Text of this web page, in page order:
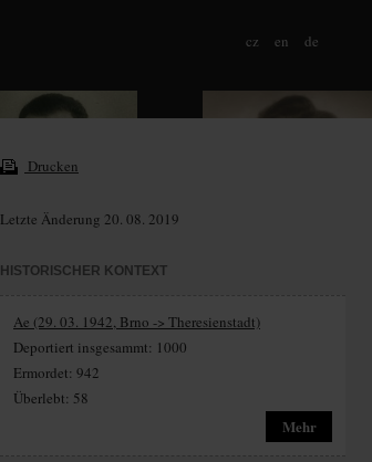
cz en de
Drucken
Letzte Änderung 20. 08. 2019
HISTORISCHER KONTEXT
Ae (29. 03. 1942, Brno -> Theresienstadt)
Deportiert insgesammt: 1000
Ermordet: 942
Überlebt: 58
Mehr